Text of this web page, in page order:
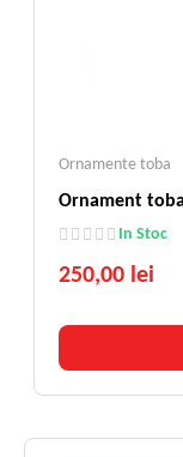
Ornamente toba
In Stoc
250,00 lei